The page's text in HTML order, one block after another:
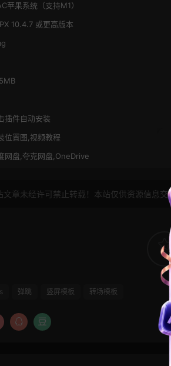
苹果系统（支持M1）
10.4.7 或更高版本
插件自动安装
位置图,视频教程
网盘,夸克网盘,OneDrive
文章未经许可禁止转载！本站仅供资源信息
5
弹跳 竖屏模板 转场模板